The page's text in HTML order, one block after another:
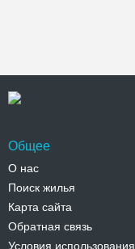
Общее
О нас
Поиск жилья
Карта сайта
Обратная связь
Условия использования